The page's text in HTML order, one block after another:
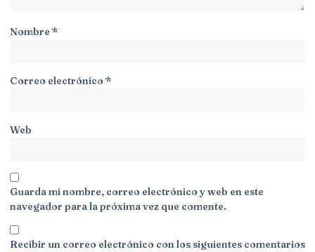
Nombre*
Correo electrónico*
Web
Guarda mi nombre, correo electrónico y web en este
navegador para la próxima vez que comente.
Recibir un correo electrónico con los siguientes comentarios